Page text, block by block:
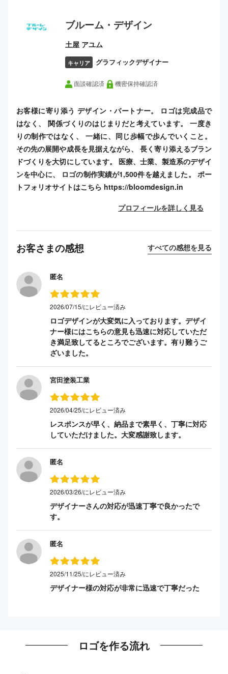
ブルーム・デザイン
土屋 アユム
キャリア グラフィックデザイナー
面談確認済 機密保持確認済
お客様に寄り添う デザイン・パートナー。 ロゴは完成品で
はなく、 関係づくりのはじまりだと考えています。 一度き
りの制作ではなく、 一緒に、同じ歩幅で歩んでいくこと。
その先の展開や成長を見据えながら、 長く寄り添えるブラン
ドづくりを大切にしています。 医療、士業、製造系のデザイ
ンを中心に、 ロゴの制作実績が1,500件を越えました。 ポー
トフォリオサイトはこちら https://bloomdesign.in
プロフィールを詳しく見る
お客さまの感想 すべての感想を見る
匿名
2026/07/15/にレビュー済み
ロゴデザインが大変気に入っております。デザイ
ナー様にはこちらの意見も迅速に対応していただ
き満足致してるところでございます。有り難うご
ざいました。
宮田塗装工業
2026/04/25/にレビュー済み
レスポンスが早く、納品まで素早く、丁寧に対応
していただけました。大変感謝致します。
匿名
2026/03/26/にレビュー済み
デザイナーさんの対応が迅速丁寧で良かったで
す。
匿名
2025/11/25/にレビュー済み
デザイナー様の対応が非常に迅速で丁寧だった
ロゴを作る流れ